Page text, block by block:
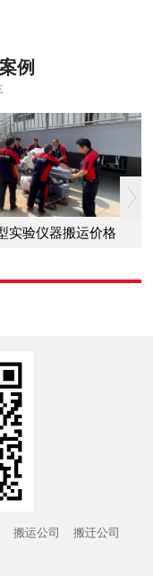
例
实验仪器搬运价格
搬运公司
搬迁公司